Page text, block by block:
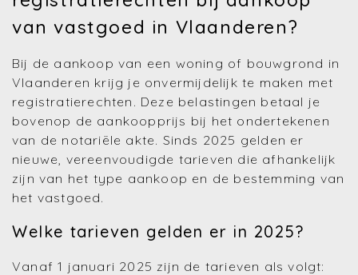
van vastgoed in Vlaanderen?
Bij de aankoop van een woning of bouwgrond in
Vlaanderen krijg je onvermijdelijk te maken met
registratierechten. Deze belastingen betaal je
bovenop de aankoopprijs bij het ondertekenen
van de notariële akte. Sinds 2025 gelden er
nieuwe, vereenvoudigde tarieven die afhankelijk
zijn van het type aankoop en de bestemming van
het vastgoed.
Welke tarieven gelden er in 2025?
Vanaf 1 januari 2025 zijn de tarieven als volgt: